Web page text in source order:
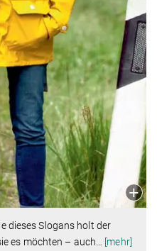
dieses Slogans holt der
es möchten – auch
[mehr]